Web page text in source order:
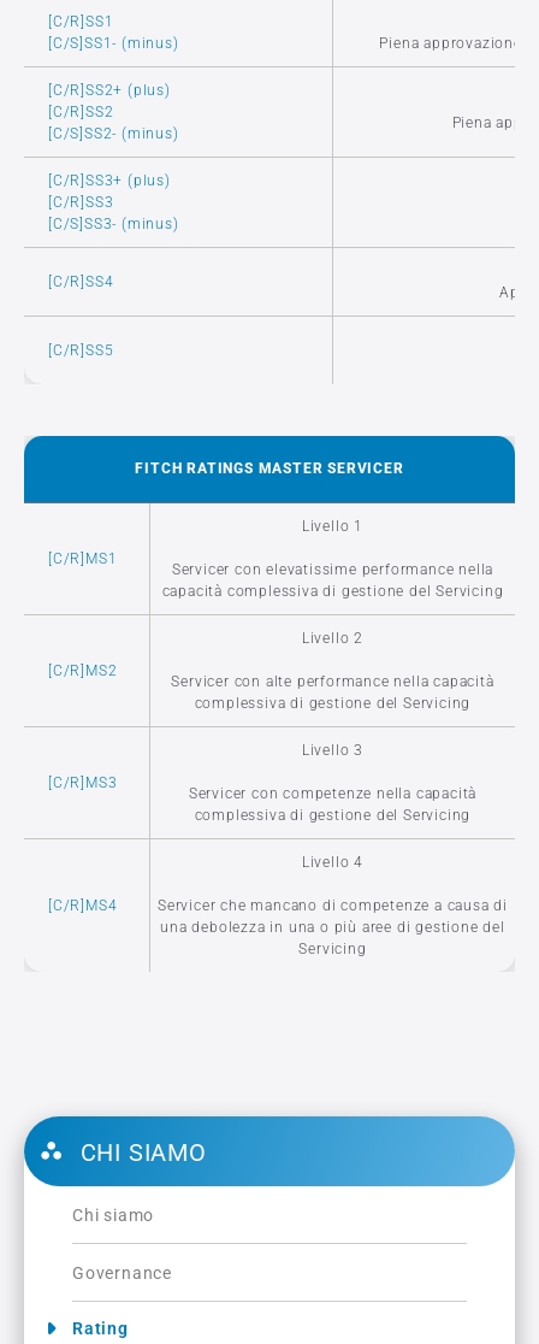
[C/R]SS1
[C/S]SS1- (minus)
Piena approvazione
[C/R]SS2+ (plus)
[C/R]SS2
[C/S]SS2- (minus)
Piena
[C/R]SS3+ (plus)
[C/R]SS3
[C/S]SS3- (minus)
[C/R]SS4
[C/R]SS5
FITCH RATINGS MASTER SERVICER
[C/R]MS1
Livello 1
Servicer con elevatissime performance nella
capacità complessiva di gestione del Servicing
[C/R]MS2
Livello 2
Servicer con alte performance nella capacità
complessiva di gestione del Servicing
[C/R]MS3
Livello 3
Servicer con competenze nella capacità
complessiva di gestione del Servicing
[C/R]MS4
Livello 4
Servicer che mancano di competenze a causa di
una debolezza in una o più aree di gestione del
Servicing
CHI SIAMO
Chi siamo
Governance
Rating